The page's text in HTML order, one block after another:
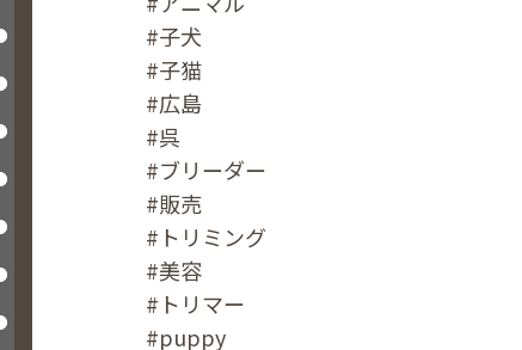
#子犬
#子猫
#広島
#呉
#ブリーダー
#販売
#トリミング
#美容
#トリマー
#puppy